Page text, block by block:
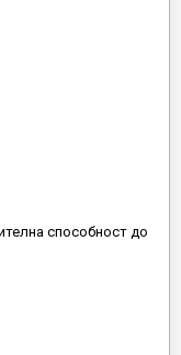
способност до